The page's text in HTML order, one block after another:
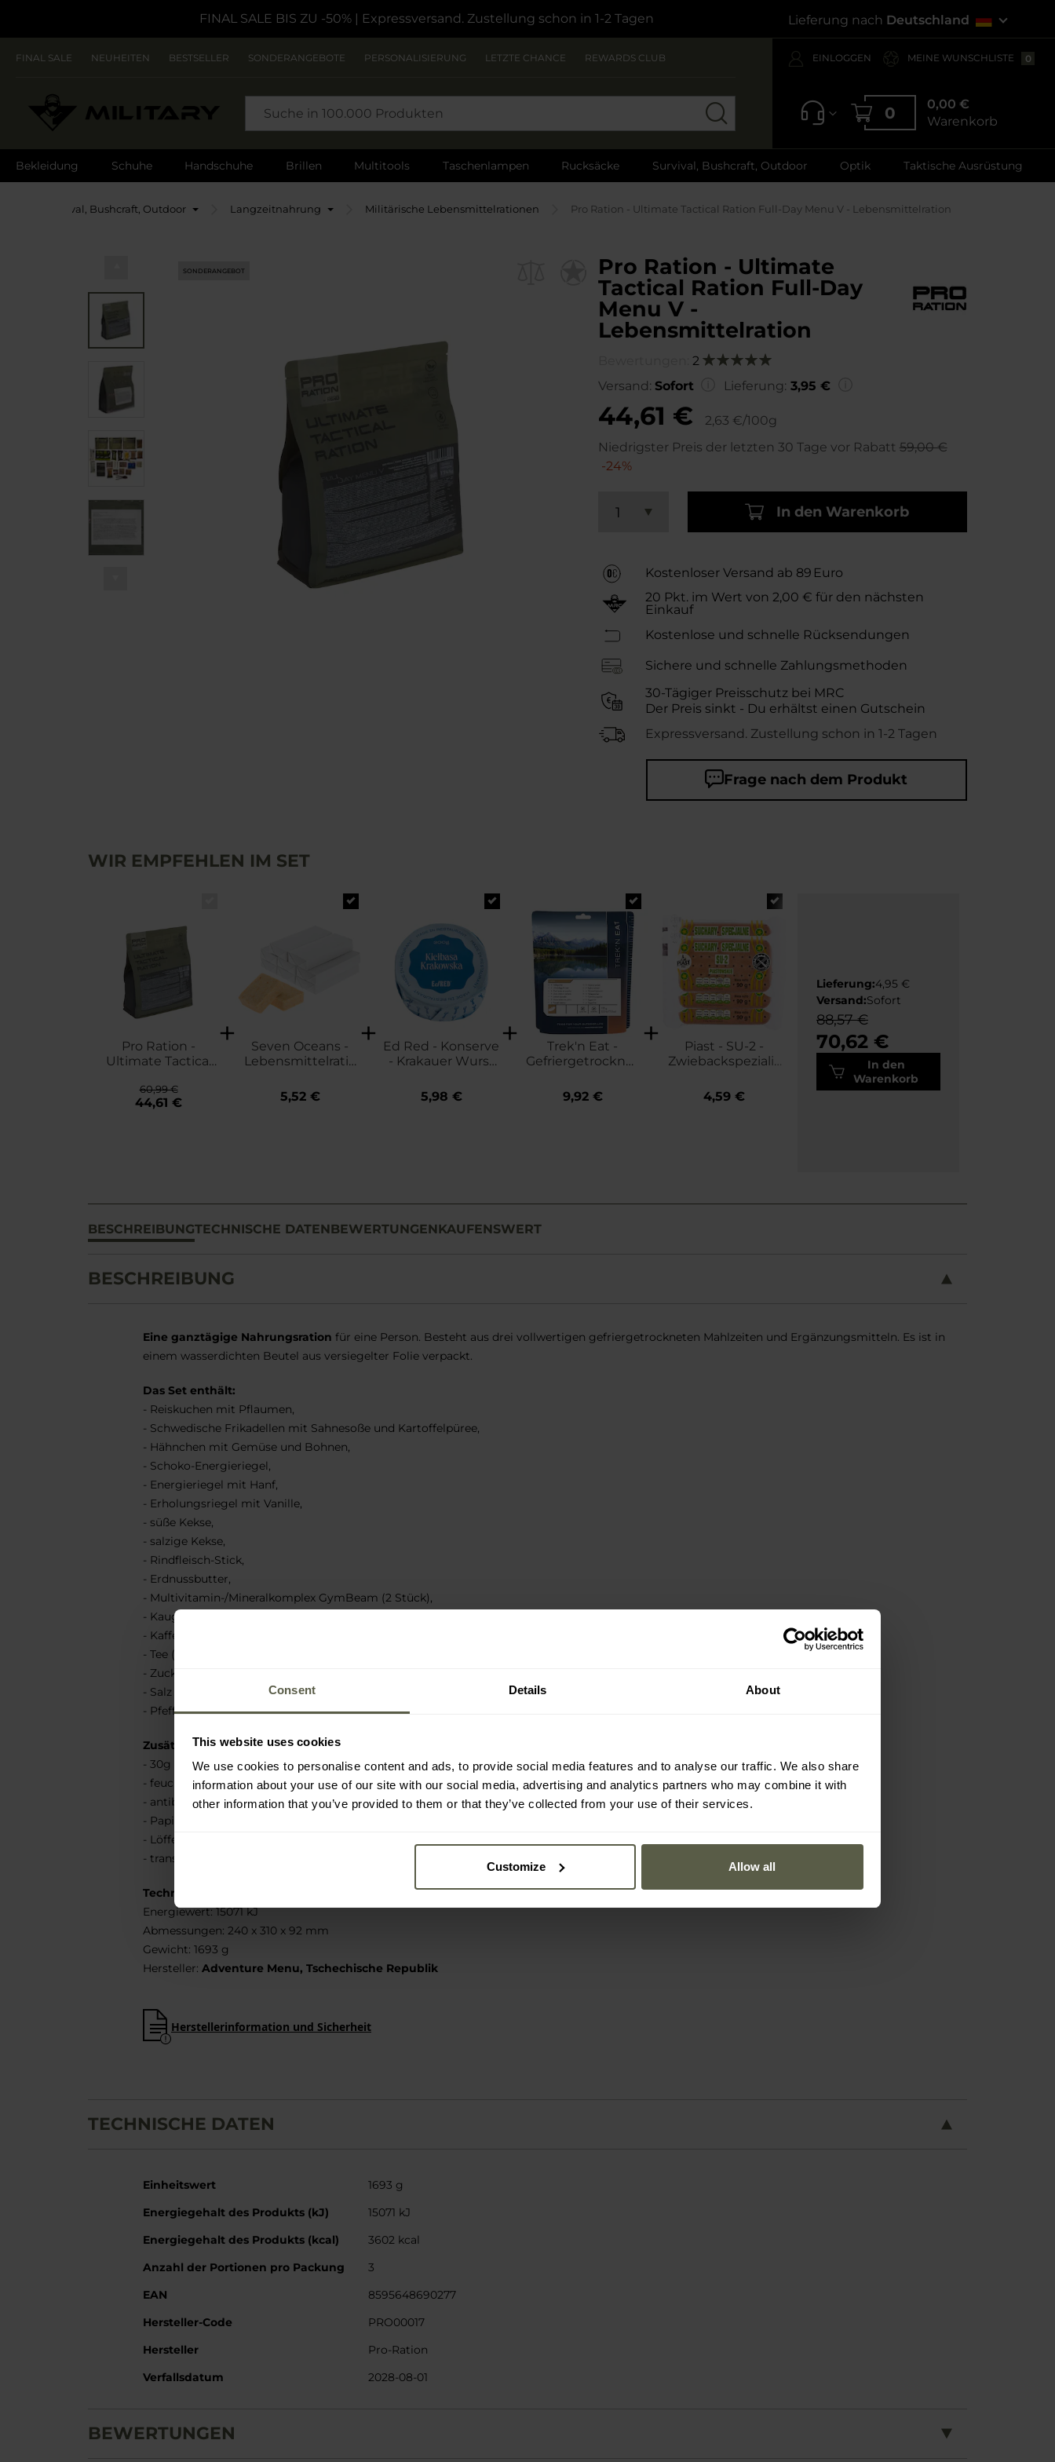
Consent Details About
This website uses cookies
We use cookies to personalise content and ads, to provide social media features and to analyse our traffic. We also share
information about your use of our site with our social media, advertising and analytics partners who may combine it with
other information that you’ve provided to them or that they’ve collected from your use of their services.
Customize Allow all
FINAL SALE BIS ZU -50% | Expressversand. Zustellung schon in 1-2 Tagen Lieferung nach Deutschland
FINAL SALE NEUHEITEN BESTSELLER SONDERANGEBOTE PERSONALISIERUNG LETZTE CHANCE REWARDS CLUB EINLOGGEN MEINE WUNSCHLISTE 0
0
0,00 €
Warenkorb
Bekleidung Schuhe Handschuhe Brillen Multitools Taschenlampen Rucksäcke Survival, Bushcraft, Outdoor Optik Taktische Ausrüstung
Survival, Bushcraft, Outdoor Langzeitnahrung Militärische Lebensmittelrationen Pro Ration - Ultimate Tactical Ration Full-Day Menu V - Lebensmittelration
SONDERANGEBOT
Pro Ration - Ultimate
Tactical Ration Full-Day
Menu V -
Lebensmittelration
2 Bewertung:
Versand: Sofort Lieferung: 3,95 €
44,61 €
2,63 €/100g
Niedrigster Preis der letzten 30 Tage vor Rabatt 59,00 €
-24%
1 In den Warenkorb
Kostenloser Versand ab 89 Euro
20 Pkt. im Wert von 2,00 € für den nächsten
Einkauf
Kostenlose und schnelle Rücksendungen
Sichere und schnelle Zahlungsmethoden
30-Tägiger Preisschutz bei MRC
Der Preis sinkt - Du erhältst einen Gutschein
Expressversand. Zustellung schon in 1-2 Tagen
Frage nach dem Produkt
WIR EMPFEHLEN IM SET
Pro Ration -
Ultimate Tactical
Menu V -
Lebensmittelratio
44,61 €
60,99 €
Seven Oceans -
Lebensmittelratio
5,52 €
Ed Red - Konserve
- Krakauer Wurst
5,98 €
Trek'n Eat -
Gefriergetrocknet
Volleipulver 135
g/772 kcal
9,92 €
Piast - SU-2 -
Zwiebackspezialit
4,59 €
Lieferung:4,95 €
Versand:Sofort
88,57 €
70,62 €
In den
Warenkorb
BESCHREIBUNGTECHNISCHE DATENBEWERTUNGENKAUFENSWERT
BESCHREIBUNG
Eine ganztägige Nahrungsration für eine Person. Besteht aus drei vollwertigen gefriergetrockneten Mahlzeiten und Ergänzungsmitteln. Es ist in
einem wasserdichten Beutel aus versiegelter Folie verpackt.
Das Set enthält:
- Reiskuchen mit Pflaumen,
- Schwedische Frikadellen mit Sahnesoße und Kartoffelpüree,
- Hähnchen mit Gemüse und Bohnen,
- Schoko-Energieriegel,
- Energieriegel mit Hanf,
- Erholungsriegel mit Vanille,
- süße Kekse,
- salzige Kekse,
- Rindfleisch-Stick,
- Erdnussbutter,
- Multivitamin-/Mineralkomplex GymBeam (2 Stück),
- Kaugummi (4 Stk.),
- Kaffee (2 Stk.),
- Tee (2 Stk.),
- Zucker (3 Stck.),
- Salz (2 Stck.),
- Pfeffer (2 Stck.),
Zusätzliches Zubehör:
- 30g Selbsterhitzungsbeutel (3 Stk.),
- feuchte Tücher (2 St.),
- antibakterielle Tücher (2 Stck.),
- Papiertaschentücher,
- Löffel (3 Stck.),
- transparenter, wiederverschließbarer Beutel für Heißgetränke.
Technische Daten
Energiewert: 15071 kJ
Abmessungen: 240 x 310 x 92 mm
Gewicht: 1693 g
Hersteller: Adventure Menu, Tschechische Republik
Herstellerinformation und Sicherheit
TECHNISCHE DATEN
Weitere
Einheitswert
1693 g
Energiegehalt des Produkts (kJ)
15071 kJ
Energiegehalt des Produkts (kcal)
3602 kcal
Anzahl der Portionen pro Packung
3
EAN
8595648690277
Hersteller-Code
PRO00017
Hersteller
Pro-Ration
Verfallsdatum
2028-08-01
BEWERTUNGEN